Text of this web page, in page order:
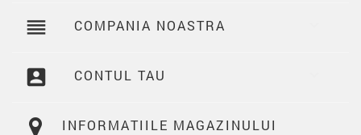
reorder COMPANIA NOASTRA
account_box CONTUL TAU
INFORMATIILE MAGAZINULUI